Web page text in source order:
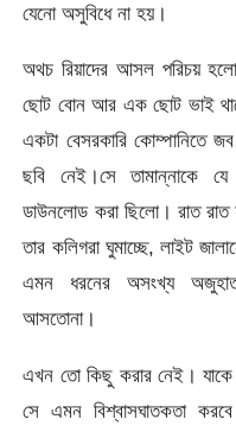
যেনো অসুবিধে না হয়।
অথচ রিয়াদের আসল পরিচয়
ছোট বোন আর এক ছোট ভাই
একটা বেসরকারি কোম্পানিতে
ছবি নেই।সে তামান্নাকে
ডাউনলোড করা ছিলো। রাত
তার কলিগরা ঘুমাচ্ছে, লাইট
এমন ধরনের অসংখ্য অজুহাত
আসতোনা।
এখন তো কিছু করার নেই। যাকে
সে এমন বিশ্বাসঘাতকতা